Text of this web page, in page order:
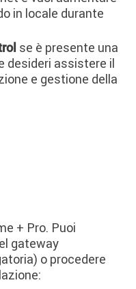
in locale durante
se è presente una
desideri assistere il
e gestione della
+ Pro. Puoi
gateway
o procedere